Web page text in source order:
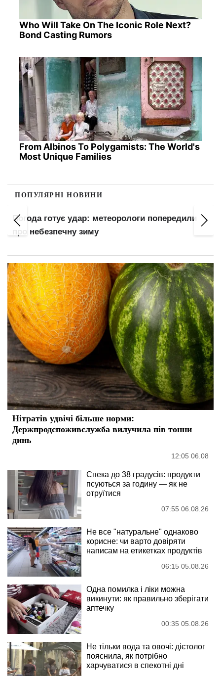
Who Will Take On The Iconic Role Next?
Bond Casting Rumors
From Albinos To Polygamists: The World's
Most Unique Families
ПОПУЛЯРНІ НОВИНИ
Погода готує удар: метеорологи попередили
про небезпечну зиму
Нітратів удвічі більше норми:
Держпродспоживслужба вилучила пів тонни
динь
12:05 06.08
Спека до 38 градусів: продукти
псуються за годину — як не
отруїтися
07:55 06.08.26
Не все "натуральне" однаково
корисне: чи варто довіряти
написам на етикетках продуктів
06:15 05.08.26
Одна помилка і ліки можна
викинути: як правильно зберігати
аптечку
00:35 05.08.26
Не тільки вода та овочі: дієтолог
пояснила, як потрібно
харчуватися в спекотні дні